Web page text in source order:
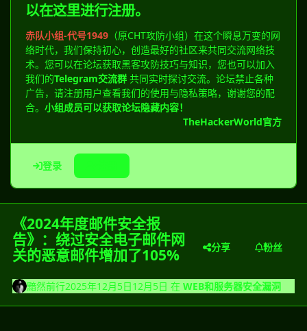
以在这里进行注册。
赤队小组-代号1949 （原CHT攻防小组）在这个瞬息万变的网
络时代，我们保持初心，创造最好的社区来共同交流网络技
术。您可以在论坛获取黑客攻防技巧与知识，您也可以加入
我们的Telegram交流群 共同实时探讨交流。论坛禁止各种
广告，请注册用户查看我们的使用与隐私策略，谢谢您的配
合。小组成员可以获取论坛隐藏内容！
TheHackerWorld官方
登录
《2024年度邮件安全报
告》：绕过安全电子邮件网
关的恶意邮件增加了105%
分享 粉丝
黯然前行2025年12月5日12月5日 在WEB和服务器安全漏洞